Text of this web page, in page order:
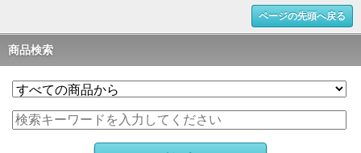
ページの先頭へ戻る
商品検索